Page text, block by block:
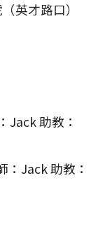
英才路口）
Jack 助教：
Jack 助教：